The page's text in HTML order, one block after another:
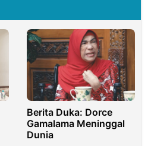
Berita Duka: Dorce
Gamalama Meninggal
Dunia